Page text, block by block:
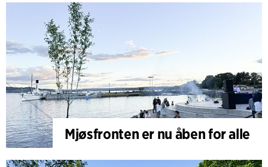
Mjøsfronten er nu åben for alle